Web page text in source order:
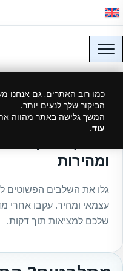
דלג לתוכן
כמו רוב האתרים, גם אנחנו
הביקור שלך לנעים יותר.
המשך גלישה באתר מהווה
עוד.
30/04/2024
ומהירות
גלו את השלבים הפשוטים
עצמאי ומהיר. עקבו אחרי
שלכם למציאות תוך דקות.